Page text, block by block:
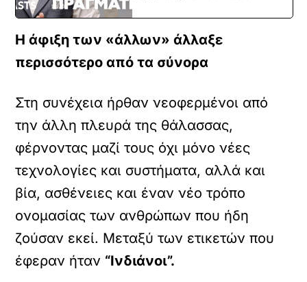
Η άφιξη των «άλλων» άλλαξε
περισσότερο από τα σύνορα
Στη συνέχεια ήρθαν νεοφερμένοι από
την άλλη πλευρά της θάλασσας,
φέρνοντας μαζί τους όχι μόνο νέες
τεχνολογίες και συστήματα, αλλά και
βία, ασθένειες και έναν νέο τρόπο
ονομασίας των ανθρώπων που ήδη
ζούσαν εκεί. Μεταξύ των ετικετών που
έφεραν ήταν “Ινδιάνοι”.